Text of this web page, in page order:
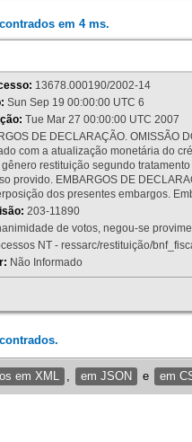
em 4 ms.
13678.000190/2002-14
Sun Sep 19 00:00:00 UTC 6
Tue Mar 27 00:00:00 UTC 2007
DE DECLARAÇÃO. OMISSÃO
com a atualização monetária do
restituição segundo
provido. EMBARGOS DE
dos presentes embargos.
203-11890
de votos, negou-se
NT - ressarc/restituição/
Não Informado
em XML em JSON e em